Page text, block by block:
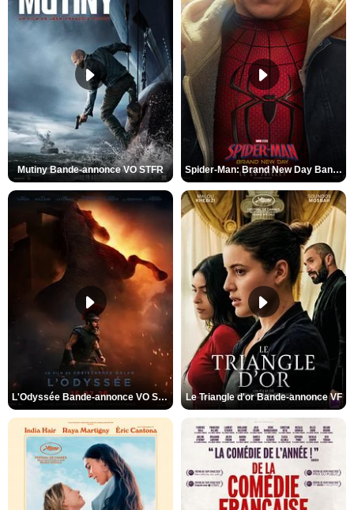
Mutiny Bande-annonce VO STFR Spider-Man: Brand New Day Bande-annonce VO STFR
L'Odyssée Bande-annonce VO STFR Le Triangle d'or Bande-annonce VF